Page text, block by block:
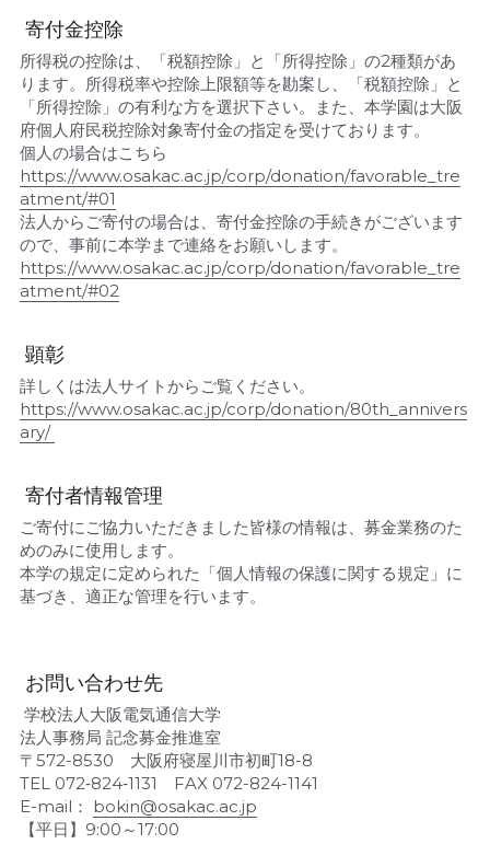
寄付金控除
所得税の控除は、「税額控除」と「所得控除」の2種類があ
ります。所得税率や控除上限額等を勘案し、「税額控除」と
「所得控除」の有利な方を選択下さい。また、本学園は大阪
府個人府民税控除対象寄付金の指定を受けております。
個人の場合はこちら
https://www.osakac.ac.jp/corp/donation/favorable_tre
atment/#01
法人からご寄付の場合は、寄付金控除の手続きがございます
ので、事前に本学まで連絡をお願いします。
https://www.osakac.ac.jp/corp/donation/favorable_tre
atment/#02
顕彰
詳しくは法人サイトからご覧ください。
https://www.osakac.ac.jp/corp/donation/80th_annivers
ary/
寄付者情報管理
ご寄付にご協力いただきました皆様の情報は、募金業務のた
めのみに使用します。
本学の規定に定められた「個人情報の保護に関する規定」に
基づき、適正な管理を行います。
お問い合わせ先
学校法人大阪電気通信大学
法人事務局 記念募金推進室
〒572-8530　大阪府寝屋川市初町18-8
TEL 072‐824‐1131　FAX 072-824-1141
E-mail： bokin@osakac.ac.jp
【平日】9:00～17:00